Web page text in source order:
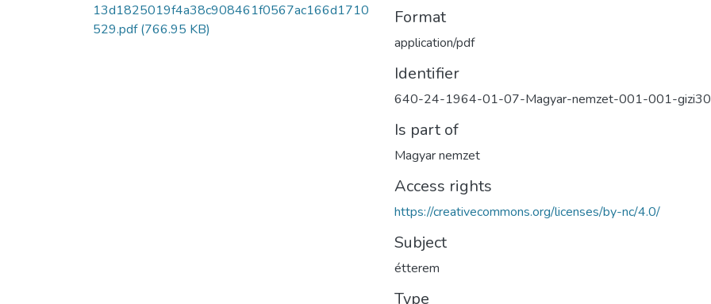
13d1825019f4a38c908461f0567ac166d1710
529.pdf(766.95 KB)
Format
application/pdf
Identifier
640-24-1964-01-07-Magyar-nemzet-001-001-
Is part of
Magyar nemzet
Access rights
https://creativecommons.org/licenses/by-nc/4.0/
Subject
étterem
Type